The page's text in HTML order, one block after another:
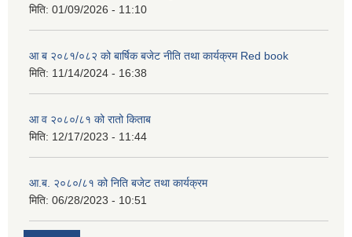
मिति: 01/09/2026 - 11:10
आ ब २०८१/०८२ को बार्षिक बजेट नीति तथा कार्यक्रम Red book
मिति: 11/14/2024 - 16:38
आ व २०८०/८१ को रातो किताब
मिति: 12/17/2023 - 11:44
आ.ब. २०८०/८१ को निति बजेट तथा कार्यक्रम
मिति: 06/28/2023 - 10:51